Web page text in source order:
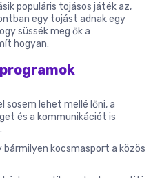
populáris tojásos játék az,
egy tojást adnak egy
süssék meg ők a
hogyan.
sosem lehet mellé lőni, a
és a kommunikációt is
bármilyen kocsmasport a közös